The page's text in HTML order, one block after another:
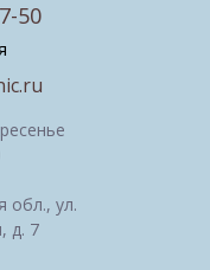
обл., ул.
д. 7
50